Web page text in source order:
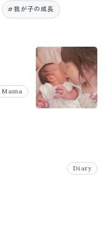
#我が子の成長
Mama
Diary